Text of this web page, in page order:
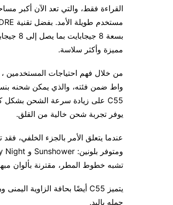
مميزة وأكثر سلاسة.
يوفر تجربة شحن خالية من القلق.
تشبه خطوط المطر، مقترنة بألوان
حمله باليد.